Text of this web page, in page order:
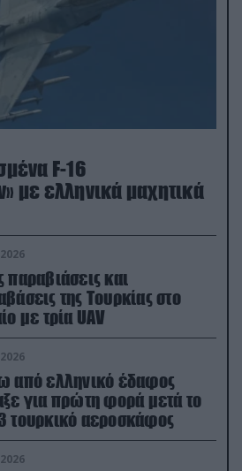
F-16
με ελληνικά μαχητικά
παραβιάσεις και
της Τουρκίας στο
με τρία UAV
από ελληνικό έδαφος
για πρώτη φορά μετά το
τουρκικό αεροσκάφος